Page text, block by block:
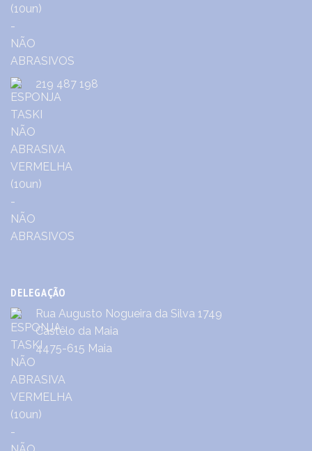
219 487 198
DELEGAÇÃO
Rua Augusto Nogueira da Silva 1749
Castêlo da Maia
4475-615 Maia